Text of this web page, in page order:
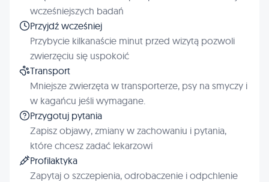
wcześniejszych badań
Przyjdź wcześniej
Przybycie kilkanaście minut przed wizytą pozwoli
zwierzęciu się uspokoić
Transport
Mniejsze zwierzęta w transporterze, psy na smyczy i
w kagańcu jeśli wymagane.
Przygotuj pytania
Zapisz objawy, zmiany w zachowaniu i pytania,
które chcesz zadać lekarzowi
Profilaktyka
Zapytaj o szczepienia, odrobaczenie i odpchlenie